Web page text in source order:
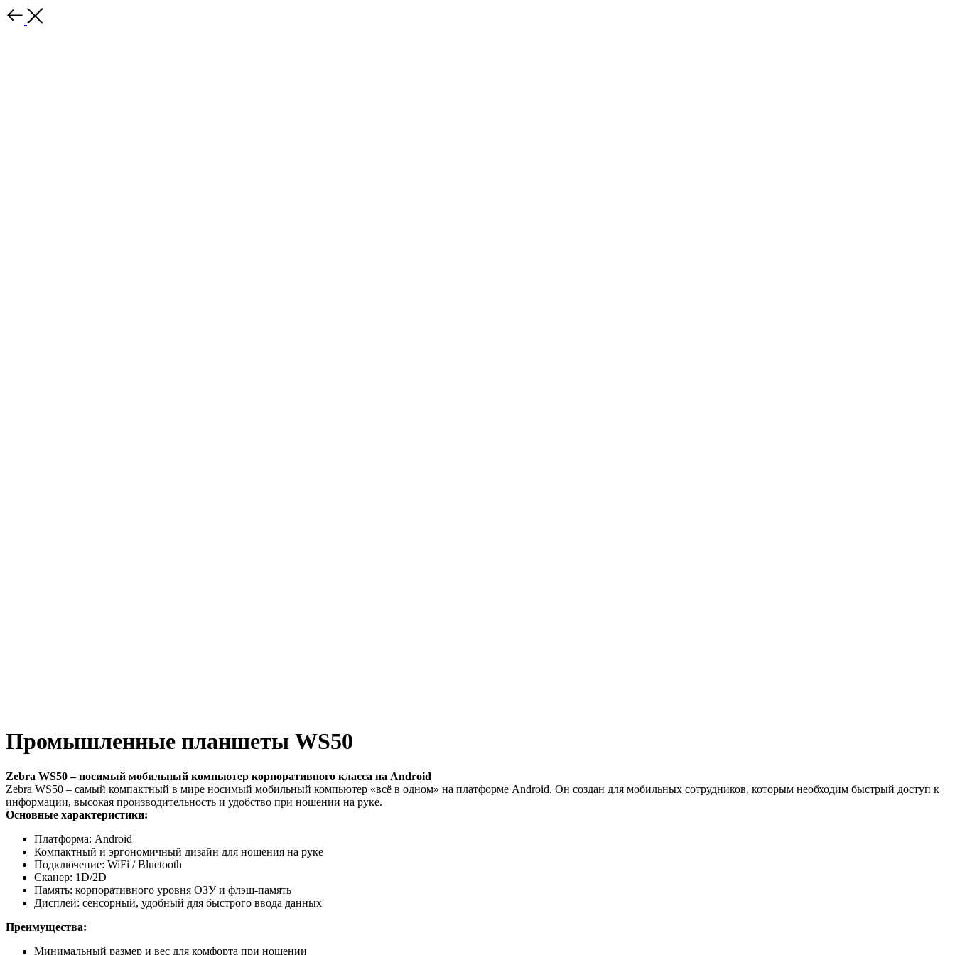
Промышленные планшеты WS50
Zebra WS50 – носимый мобильный компьютер корпоративного класса на Android
Zebra WS50 – самый компактный в мире носимый мобильный компьютер «всё в одном» на платформе Android. Он создан для мобильных сотрудников, которым необходим быстрый доступ к
информации, высокая производительность и удобство при ношении на руке.
Основные характеристики:
Платформа: Android
Компактный и эргономичный дизайн для ношения на руке
Подключение: WiFi / Bluetooth
Сканер: 1D/2D
Память: корпоративного уровня ОЗУ и флэш-память
Дисплей: сенсорный, удобный для быстрого ввода данных
Преимущества:
Минимальный размер и вес для комфорта при ношении